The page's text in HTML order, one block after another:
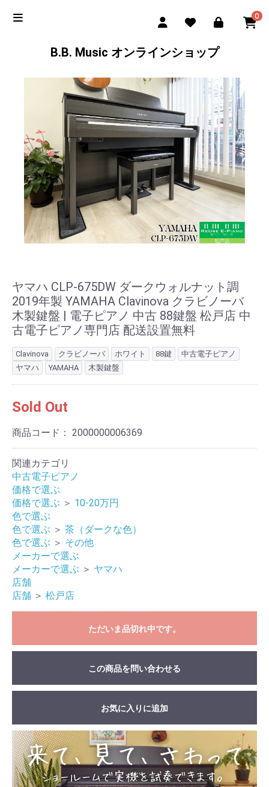
0
B.B. Music オンラインショップ
ヤマハ CLP-675DW ダークウォルナット調
2019年製 YAMAHA Clavinova クラビノーバ
木製鍵盤 | 電子ピアノ 中古 88鍵盤 松戸店 中
古電子ピアノ専門店 配送設置無料
Clavinova クラビノーバ ホワイト 88鍵
中古電子ピアノ
ヤマハ
YAMAHA 木製鍵盤
Sold Out
商品コード： 2000000006369
関連カテゴリ
中古電子ピアノ
価格で選ぶ
価格で選ぶ ＞ 10-20万円
色で選ぶ
色で選ぶ ＞ 茶（ダークな色）
色で選ぶ ＞ その他
メーカーで選ぶ
メーカーで選ぶ ＞ ヤマハ
店舗
店舗 ＞ 松戸店
ただいま品切れ中です。
この商品を問い合わせる
お気に入りに追加